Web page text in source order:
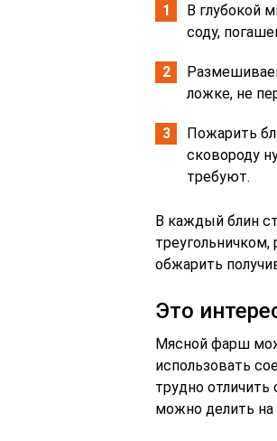
В глубокой
соду,
ложке, не
Пожарить
сковороду
требуют.
В каждый блин
обжарить
Это
Мясной фарш
использовать
трудно
можно делить на